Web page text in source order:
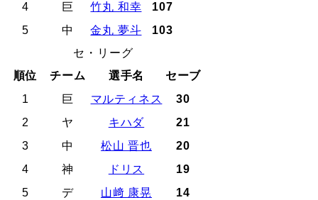
4
巨 竹丸 和幸
107
5
中 金丸 夢斗
103
セ・リーグ
順位
チーム 選手名
セーブ
1
巨 マルティネス
30
2
ヤ キハダ
21
3
中 松山 晋也
20
4
神 ドリス
19
5
デ 山﨑 康晃
14